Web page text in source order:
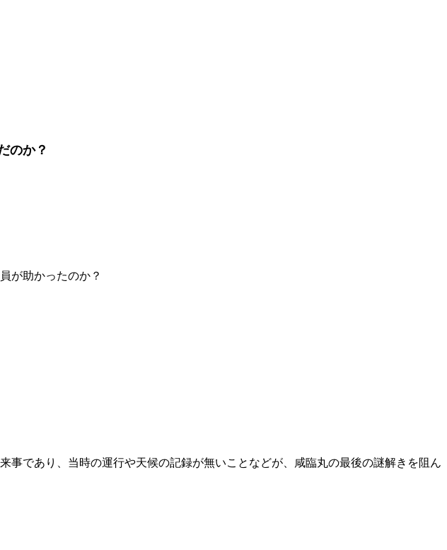
のか？
が助かったのか？
であり、当時の運行や天候の記録が無いことなどが、咸臨丸の最後の謎解きを阻ん